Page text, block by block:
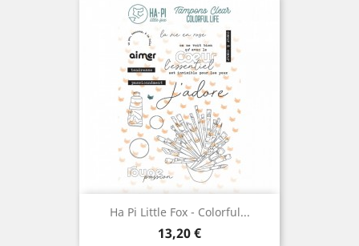
Ha Pi Little Fox - Colorful...
Prix
13,20 €